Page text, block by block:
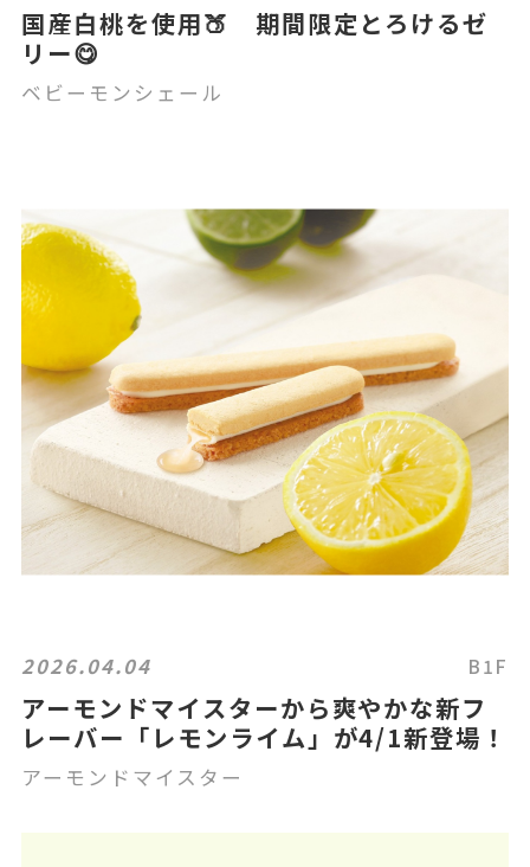
国産白桃を使用🍑 期間限定とろけるゼ
リー😋
ベビーモンシェール
2026.04.04 B1F
アーモンドマイスターから爽やかな新フ
レーバー「レモンライム」が4/1新登場！
アーモンドマイスター